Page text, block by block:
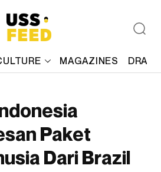
MAGAZINES
Paket
Dari Brazil